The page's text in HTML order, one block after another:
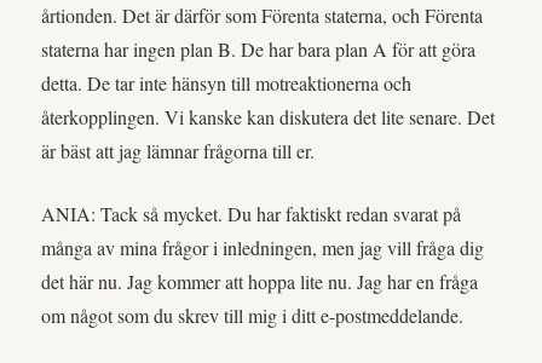
årtionden. Det är därför som Förenta staterna, och Förenta
staterna har ingen plan B. De har bara plan A för att göra
detta. De tar inte hänsyn till motreaktionerna och
återkopplingen. Vi kanske kan diskutera det lite senare. Det
är bäst att jag lämnar frågorna till er.
ANIA: Tack så mycket. Du har faktiskt redan svarat på
många av mina frågor i inledningen, men jag vill fråga dig
det här nu. Jag kommer att hoppa lite nu. Jag har en fråga
om något som du skrev till mig i ditt e-postmeddelande.